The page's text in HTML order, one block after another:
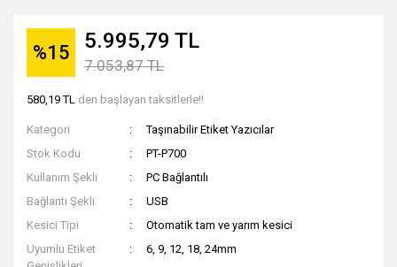
%15 5.995,79 TL
7.053,87 TL
580,19 TL den başlayan taksitlerle!!
Kategori
Taşınabilir Etiket Yazıcılar
Stok Kodu
PT-P700
Kullanım Şekli
PC Bağlantılı
Bağlantı Şekli
USB
Kesici Tipi
Otomatik tam ve yarım kesici
Uyumlu Etiket
6, 9, 12, 18, 24mm